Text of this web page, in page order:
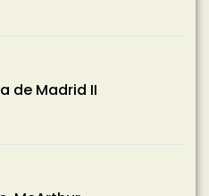
de Madrid II